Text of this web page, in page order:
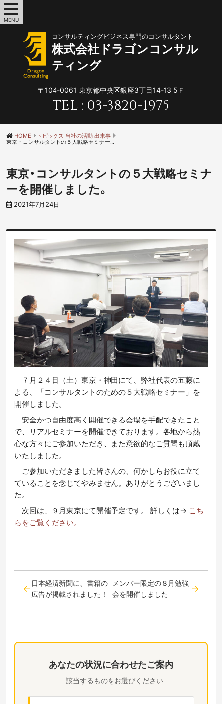
MENU
コンサルティングビジネス専門のコンサルタント
株式会社ドラゴンコンサル
ティング
〒104-0061 東京都中央区銀座3丁目14-13 5Ｆ
TEL : 03-3820-1975
HOME
トピックス 当社の活動 出来事
東京・コンサルタントの５大戦略セミナーを開催しました。
東京・コンサルタントの５大戦略セミナ
ーを開催しました。
2021年7月24日
７月２４日（土）東京・神田にて、弊社代表の五藤に
よる、「コンサルタントのための５大戦略セミナー」を
開催しました。
安全かつ自由度高く開催できる会場を手配できたこと
で、リアルセミナーを開催できております。各地から熱
心な方々にご参加いただき、また意欲的なご質問も頂戴
いたしました。
ご参加いただきました皆さんの、何かしらお役に立て
ていることを念じてやみません。ありがとうございまし
た。
次回は、９月東京にて開催予定です。 詳しくは→ こち
らをご覧ください。
あなたの状況に合わせたご案内
該当するものをお選びください
日本経済新聞に、書籍の
広告が掲載されました！
メンバー限定の８月勉強
会を開催しました